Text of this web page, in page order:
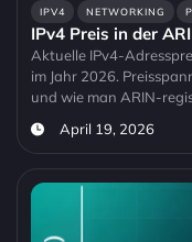
IPV4 NETWORKING
IPv4 Preis in der
Aktuelle IPv4-
im Jahr 2026.
und wie man ARIN-
April 19, 2026